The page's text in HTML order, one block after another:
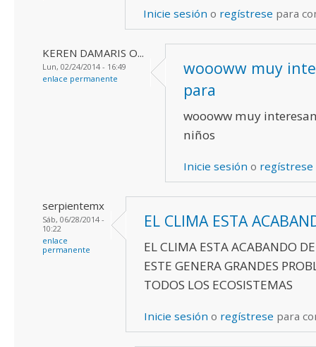
Inicie sesión o regístrese para
KEREN DAMARIS O...
Lun, 02/24/2014 - 16:49
enlace permanente
woooww muy
para
woooww muy
niños
Inicie sesión o regístrese
serpientemx
Sáb, 06/28/2014 -
10:22
enlace
permanente
EL CLIMA ESTA
EL CLIMA ESTA ACABANDO
ESTE GENERA GRANDES
TODOS LOS ECOSISTEMAS
Inicie sesión o regístrese para